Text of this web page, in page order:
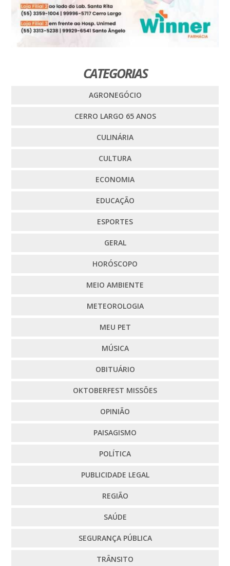
CATEGORIAS
AGRONEGÓCIO
CERRO LARGO 65 ANOS
CULINÁRIA
CULTURA
ECONOMIA
EDUCAÇÃO
ESPORTES
GERAL
HORÓSCOPO
MEIO AMBIENTE
METEOROLOGIA
MEU PET
MÚSICA
OBITUÁRIO
OKTOBERFEST MISSÕES
OPINIÃO
PAISAGISMO
POLÍTICA
PUBLICIDADE LEGAL
REGIÃO
SAÚDE
SEGURANÇA PÚBLICA
TRÂNSITO